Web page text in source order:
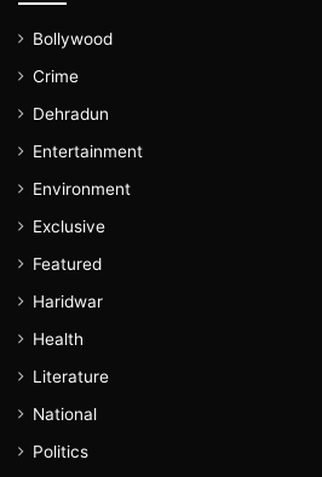
Bollywood
Crime
Dehradun
Entertainment
Environment
Exclusive
Featured
Haridwar
Health
Literature
National
Politics